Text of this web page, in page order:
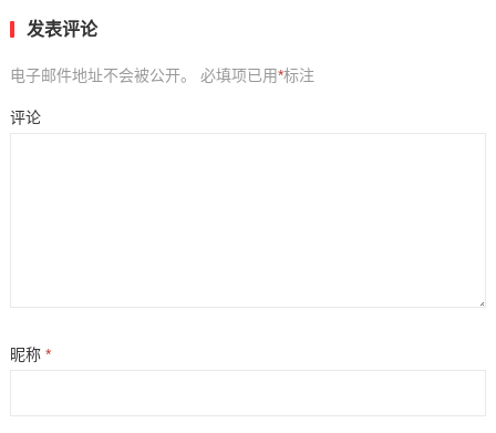
发表评论
电子邮件地址不会被公开。 必填项已用*标注
评论
昵称 *